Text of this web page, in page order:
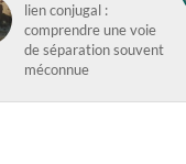
lien conjugal :
comprendre une voie
de séparation souvent
méconnue